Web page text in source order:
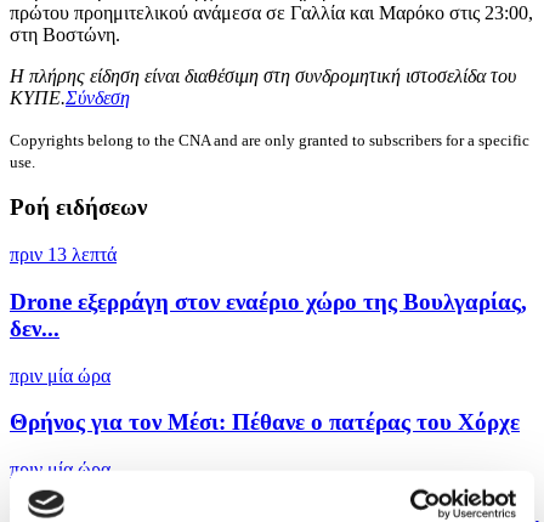
πρώτου προημιτελικού ανάμεσα σε Γαλλία και Μαρόκο στις 23:00,
στη Βοστώνη.
Η πλήρης είδηση είναι διαθέσιμη στη συνδρομητική ιστοσελίδα του
ΚΥΠΕ.Σύνδεση
Copyrights belong to the CNA and are only granted to subscribers for a specific
use.
Ροή ειδήσεων
πριν 13 λεπτά
Drone εξερράγη στον εναέριο χώρο της Βουλγαρίας,
δεν...
πριν μία ώρα
Θρήνος για τον Μέσι: Πέθανε ο πατέρας του Χόρχε
πριν μία ώρα
Red Code για πολύ υψηλό κίνδυνο πυρκαγιάς σε έξι...